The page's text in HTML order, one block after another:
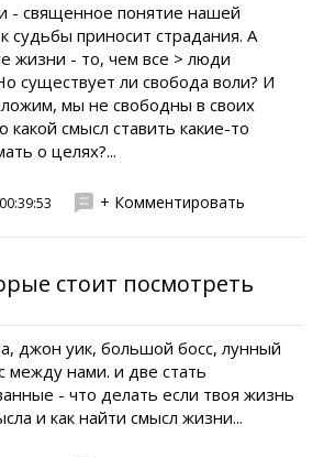
- священное понятие нашей
судьбы приносит страдания. А
жизни - то, чем все > люди
существует ли свобода воли? И
мы не свободны в своих
какой смысл ставить какие-то
о целях?...
+ Комментировать
стоит посмотреть
джон уик, большой босс, лунный
между нами. и две стать
- что делать если твоя жизнь
и как найти смысл жизни...